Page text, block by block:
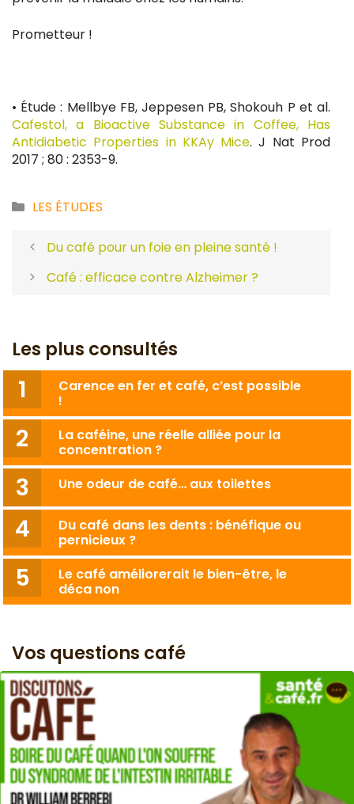
Prometteur !
• Étude : Mellbye FB, Jeppesen PB, Shokouh P et al.
Cafestol, a Bioactive Substance in Coffee, Has
Antidiabetic Properties in KKAy Mice. J Nat Prod
2017 ; 80 : 2353-9.
Catégories
LES ÉTUDES
Du café pour un foie en pleine santé !
Café : efficace contre Alzheimer ?
Les plus consultés
Carence en fer et café, c’est possible
!
La caféine, une réelle alliée pour la
concentration ?
Une odeur de café… aux toilettes
Du café dans les dents : bénéfique ou
pernicieux ?
Le café améliorerait le bien-être, le
déca non
Vos questions café